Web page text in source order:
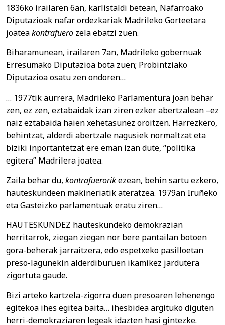
1836ko irailaren 6an, karlistaldi betean, Nafarroako
Diputazioak nafar ordezkariak Madrileko Gorteetara
joateakontrafuero zela ebatzi zuen.
Biharamunean, irailaren 7an, Madrileko gobernuak
Erresumako Diputazioa bota zuen; Probintziako
Diputazioa osatu zen ondoren…
… 1977tik aurrera, Madrileko Parlamentura joan behar
zen, ez zen, eztabaidak izan ziren ezker abertzalean –ez
naiz eztabaida haien xehetasunez oroitzen. Harrezkero,
behintzat, alderdi abertzale nagusiek normaltzat eta
biziki inportantetzat ere eman izan dute, “politika
egitera” Madrilera joatea.
Zaila behar du, kontrafuerorikezean, behin sartu ezkero,
hauteskundeen makineriatik ateratzea. 1979an Iruñeko
eta Gasteizko parlamentuak eratu ziren…
HAUTESKUNDEZ hauteskundeko demokrazian
herritarrok, ziegan ziegan nor bere pantailan botoen
gora-beherak jarraitzera, edo espetxeko pasilloetan
preso-lagunekin alderdiburuen ikamikez jardutera
zigortuta gaude.
Bizi arteko kartzela-zigorra duen presoaren lehenengo
egitekoa ihes egitea baita… ihesbidea argituko diguten
herri-demokraziaren legeak idazten hasi gintezke.